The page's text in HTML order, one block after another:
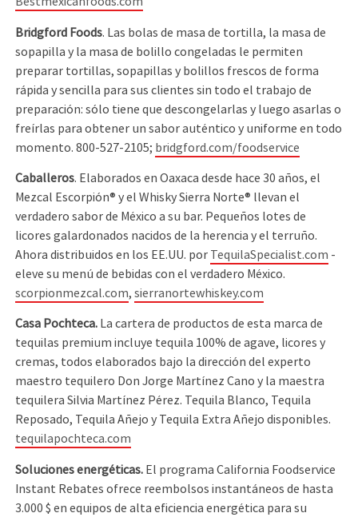
Bridgford Foods. Las bolas de masa de tortilla, la masa de
sopapilla y la masa de bolillo congeladas le permiten
preparar tortillas, sopapillas y bolillos frescos de forma
rápida y sencilla para sus clientes sin todo el trabajo de
preparación: sólo tiene que descongelarlas y luego asarlas o
freírlas para obtener un sabor auténtico y uniforme en todo
momento. 800-527-2105; bridgford.com/foodservice
Caballeros. Elaborados en Oaxaca desde hace 30 años, el
Mezcal Escorpión® y el Whisky Sierra Norte® llevan el
verdadero sabor de México a su bar. Pequeños lotes de
licores galardonados nacidos de la herencia y el terruño.
Ahora distribuidos en los EE.UU. por TequilaSpecialist.com -
eleve su menú de bebidas con el verdadero México.
scorpionmezcal.com,sierranortewhiskey.com
Casa Pochteca. La cartera de productos de esta marca de
tequilas premium incluye tequila 100% de agave, licores y
cremas, todos elaborados bajo la dirección del experto
maestro tequilero Don Jorge Martínez Cano y la maestra
tequilera Silvia Martínez Pérez. Tequila Blanco, Tequila
Reposado, Tequila Añejo y Tequila Extra Añejo disponibles.
tequilapochteca.com
Soluciones energéticas. El programa California Foodservice
Instant Rebates ofrece reembolsos instantáneos de hasta
3.000 $ en equipos de alta eficiencia energética para su